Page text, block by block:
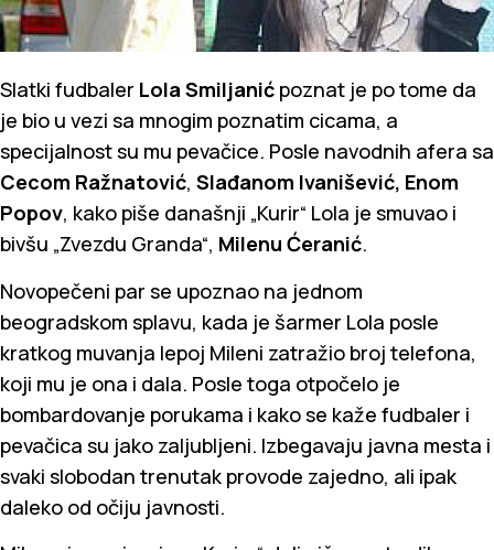
Slatki fudbaler Lola Smiljanić poznat je po tome da
je bio u vezi sa mnogim poznatim cicama, a
specijalnost su mu pevačice. Posle navodnih afera sa
Cecom Ražnatović, Slađanom Ivanišević, Enom
Popov, kako piše današnji „Kurir“ Lola je smuvao i
bivšu „Zvezdu Granda“, Milenu Ćeranić.
Novopečeni par se upoznao na jednom
beogradskom splavu, kada je šarmer Lola posle
kratkog muvanja lepoj Mileni zatražio broj telefona,
koji mu je ona i dala. Posle toga otpočelo je
bombardovanje porukama i kako se kaže fudbaler i
pevačica su jako zaljubljeni. Izbegavaju javna mesta i
svaki slobodan trenutak provode zajedno, ali ipak
daleko od očiju javnosti.